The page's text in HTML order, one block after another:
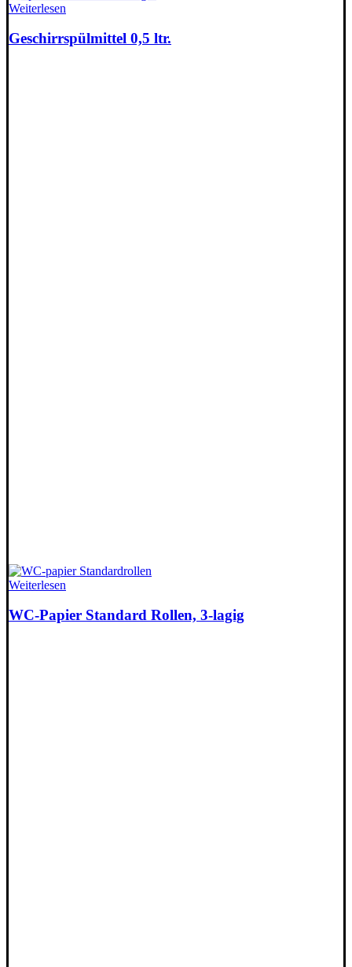
Weiterlesen
Geschirrspülmittel 0,5 ltr.
Weiterlesen
WC-Papier Standard Rollen, 3-lagig